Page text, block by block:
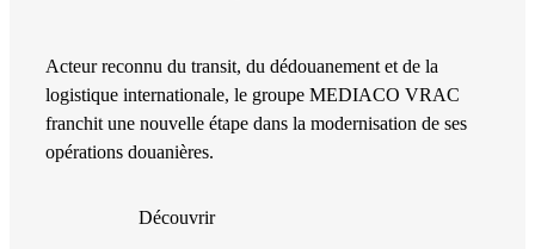
Acteur reconnu du transit, du dédouanement et de la
logistique internationale, le groupe MEDIACO VRAC
franchit une nouvelle étape dans la modernisation de ses
opérations douanières.
Découvrir